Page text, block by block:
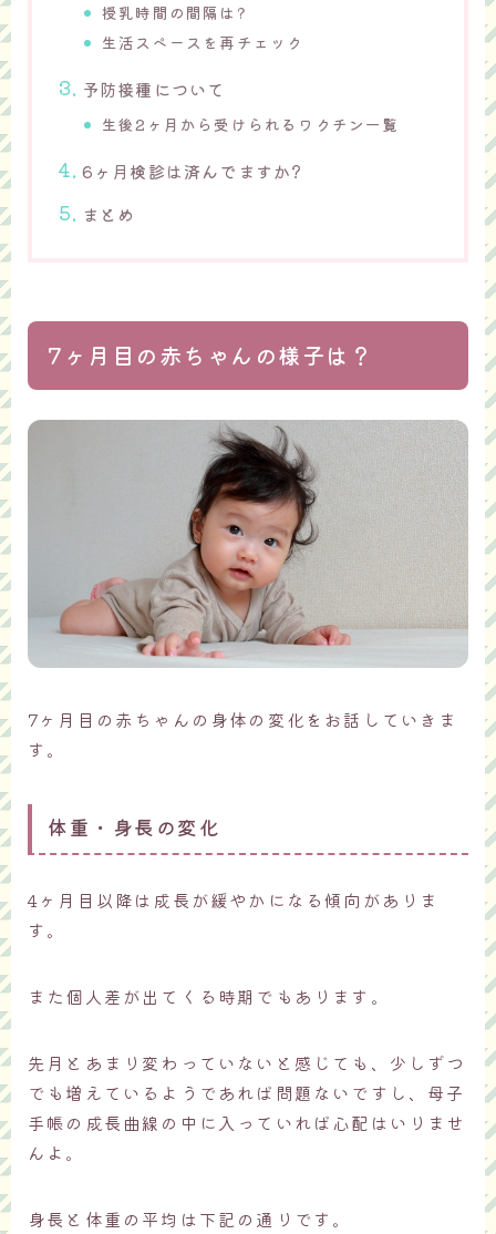
授乳時間の間隔は?
生活スペースを再チェック
予防接種について
生後2ヶ月から受けられるワクチン一覧
6ヶ月検診は済んでますか?
まとめ
7ヶ月目の赤ちゃんの様子は？
7ヶ月目の赤ちゃんの身体の変化をお話していきま
す。
体重・身長の変化
4ヶ月目以降は成長が緩やかになる傾向がありま
す。
また個人差が出てくる時期でもあります。
先月とあまり変わっていないと感じても、少しずつ
でも増えているようであれば問題ないですし、母子
手帳の成長曲線の中に入っていれば心配はいりませ
んよ。
身長と体重の平均は下記の通りです。